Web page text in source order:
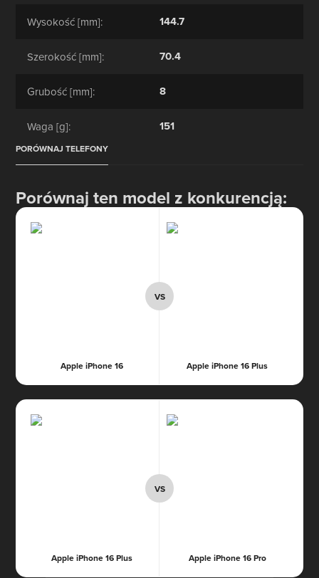
Wysokość [mm]: 144.7
Szerokość [mm]: 70.4
Grubość [mm]: 8
Waga [g]: 151
PORÓWNAJ TELEFONY
Porównaj ten model z konkurencją:
Apple iPhone 16 Apple iPhone 16 Plus
Apple iPhone 16 Plus Apple iPhone 16 Pro